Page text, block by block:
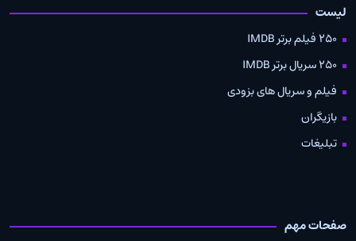
لیست
250 فیلم برتر IMDB
250 سریال برتر IMDB
فیلم و سریال های بزودی
بازیگران
تبلیغات
صفحات مهم